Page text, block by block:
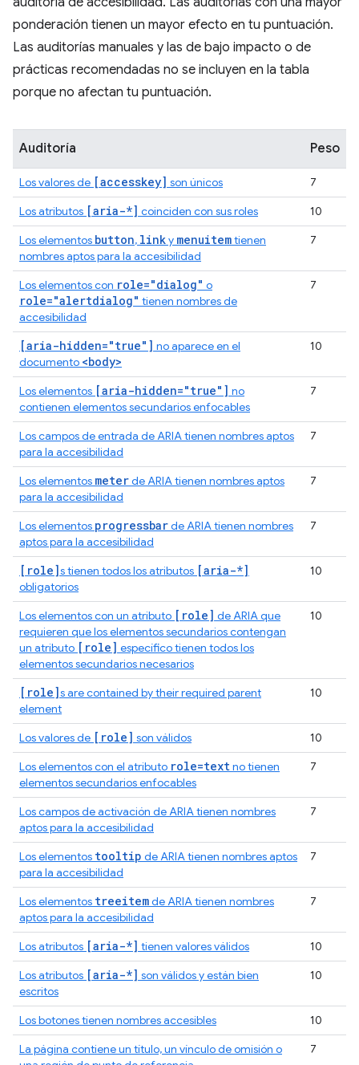
ponderación tienen un mayor efecto en tu puntuación.
Las auditorías manuales y las de bajo impacto o de
prácticas recomendadas no se incluyen en la tabla
porque no afectan tu puntuación.
Auditoría Peso
Los valores de [accesskey] son únicos
7
Los atributos [aria-*] coinciden con sus roles
10
Los elementos button, linky menuitemtienen
nombres aptos para la accesibilidad
7
Los elementos con role="dialog" o
role="alertdialog" tienen nombres de
accesibilidad
7
[aria-hidden="true"] no aparece en el
documento <body>
10
Los elementos [aria-hidden="true"] no
contienen elementos secundarios enfocables
7
Los campos de entrada de ARIA tienen nombres aptos
para la accesibilidad
7
Los elementos meterde ARIA tienen nombres aptos
para la accesibilidad
7
Los elementos progressbarde ARIA tienen nombres
aptos para la accesibilidad
7
[role]s tienen todos los atributos [aria-*]
obligatorios
10
Los elementos con un atributo [role] de ARIA que
requieren que los elementos secundarios contengan
un atributo [role] específico tienen todos los
elementos secundarios necesarios
10
[role]s are contained by their required parent
element
10
Los valores de [role] son válidos
10
Los elementos con el atributo role=textno tienen
elementos secundarios enfocables
7
Los campos de activación de ARIA tienen nombres
aptos para la accesibilidad
7
Los elementos tooltip de ARIA tienen nombres aptos
para la accesibilidad
7
Los elementos treeitemde ARIA tienen nombres
aptos para la accesibilidad
7
Los atributos [aria-*] tienen valores válidos
10
Los atributos [aria-*] son válidos y están bien
escritos
10
Los botones tienen nombres accesibles
10
La página contiene un título, un vínculo de omisión o
7